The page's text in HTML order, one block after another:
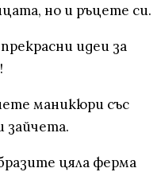
но и ръцете си.
идеи за
маникюри със
зайчета.
цяла ферма